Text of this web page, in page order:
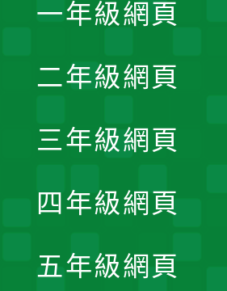
一年級網頁
二年級網頁
三年級網頁
四年級網頁
五年級網頁